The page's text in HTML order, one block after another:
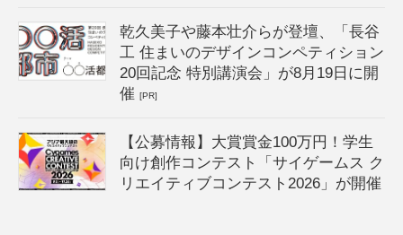
乾久美子や藤本壮介らが登壇、「長谷
工 住まいのデザインコンペティション
20回記念 特別講演会」が8月19日に開
催[PR]
【公募情報】大賞賞金100万円！学生
向け創作コンテスト「サイゲームス ク
リエイティブコンテスト2026」が開催